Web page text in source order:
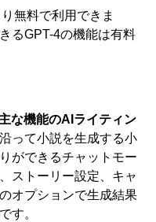
無料で利用できま
るGPT-4の機能は有料
な機能のAIライティン
って小説を生成する小
ができるチャットモー
ストーリー設定、キャ
オプションで生成結果
す。